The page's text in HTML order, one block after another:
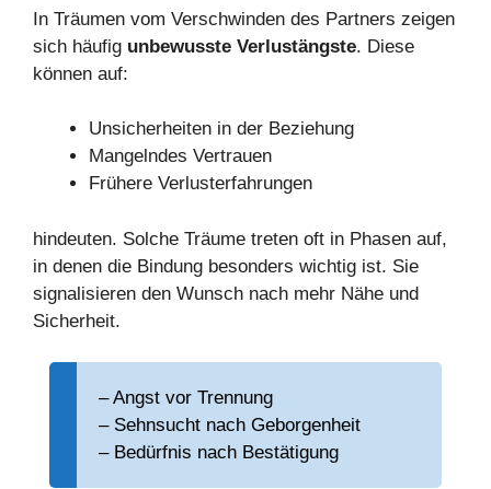
In Träumen vom Verschwinden des Partners zeigen
sich häufig unbewusste Verlustängste. Diese
können auf:
Unsicherheiten in der Beziehung
Mangelndes Vertrauen
Frühere Verlusterfahrungen
hindeuten. Solche Träume treten oft in Phasen auf,
in denen die Bindung besonders wichtig ist. Sie
signalisieren den Wunsch nach mehr Nähe und
Sicherheit.
– Angst vor Trennung
– Sehnsucht nach Geborgenheit
– Bedürfnis nach Bestätigung